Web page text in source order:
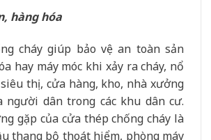
hàng hóa
cháy giúp bảo vệ an toàn sản
hay máy móc khi xảy ra cháy, nổ
thị, cửa hàng, kho, nhà xưởng
người dân trong các khu dân cư.
gặp của cửa thép chống cháy là
thang bộ thoát hiểm, phòng máy